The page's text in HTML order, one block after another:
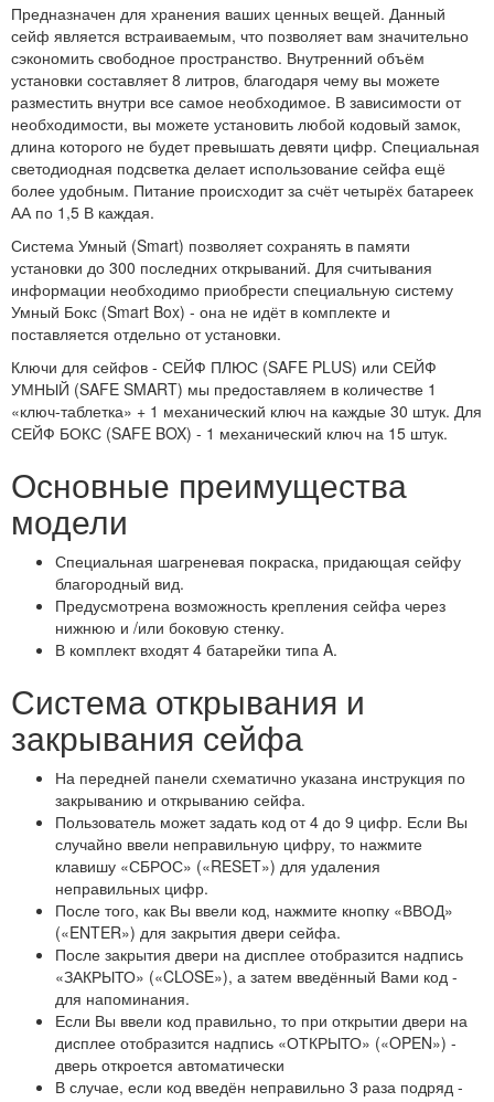
Предназначен для хранения ваших ценных вещей. Данный
сейф является встраиваемым, что позволяет вам значительно
сэкономить свободное пространство. Внутренний объём
установки составляет 8 литров, благодаря чему вы можете
разместить внутри все самое необходимое. В зависимости от
необходимости, вы можете установить любой кодовый замок,
длина которого не будет превышать девяти цифр. Специальная
светодиодная подсветка делает использование сейфа ещё
более удобным. Питание происходит за счёт четырёх батареек
АА по 1,5 В каждая.
Система Умный (Smart) позволяет сохранять в памяти
установки до 300 последних открываний. Для считывания
информации необходимо приобрести специальную систему
Умный Бокс (Smart Box) - она не идёт в комплекте и
поставляется отдельно от установки.
Ключи для сейфов - СЕЙФ ПЛЮС (SAFE PLUS) или СЕЙФ
УМНЫЙ (SAFE SMART) мы предоставляем в количестве 1
«ключ-таблетка» + 1 механический ключ на каждые 30 штук. Для
СЕЙФ БОКС (SAFE BOX) - 1 механический ключ на 15 штук.
Основные преимущества
модели
Специальная шагреневая покраска, придающая сейфу
благородный вид.
Предусмотрена возможность крепления сейфа через
нижнюю и /или боковую стенку.
В комплект входят 4 батарейки типа A.
Система открывания и
закрывания сейфа
На передней панели схематично указана инструкция по
закрыванию и открыванию сейфа.
Пользователь может задать код от 4 до 9 цифр. Если Вы
случайно ввели неправильную цифру, то нажмите
клавишу «СБРОС» («RESET») для удаления
неправильных цифр.
После того, как Вы ввели код, нажмите кнопку «ВВОД»
(«ENTER») для закрытия двери сейфа.
После закрытия двери на дисплее отобразится надпись
«ЗАКРЫТО» («CLOSE»), а затем введённый Вами код -
для напоминания.
Если Вы ввели код правильно, то при открытии двери на
дисплее отобразится надпись «ОТКРЫТО» («OPEN») -
дверь откроется автоматически
В случае, если код введён неправильно 3 раза подряд -